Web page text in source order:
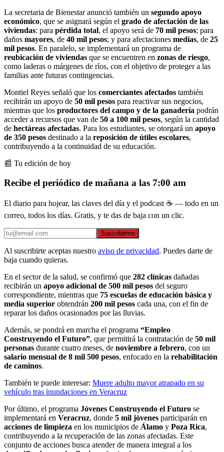
La secretaria de Bienestar anunció también un segundo apoyo
económico, que se asignará según el grado de afectación de las
viviendas: para pérdida total, el apoyo será de 70 mil pesos; para
daños mayores, de 40 mil pesos; y para afectaciones medias, de 25
mil pesos. En paralelo, se implementará un programa de
reubicación de viviendas que se encuentren en zonas de riesgo,
como laderas o márgenes de ríos, con el objetivo de proteger a las
familias ante futuras contingencias.
Montiel Reyes señaló que los comerciantes afectados también
recibirán un apoyo de 50 mil pesos para reactivar sus negocios,
mientras que los productores del campo y de la ganadería podrán
acceder a recursos que van de 50 a 100 mil pesos, según la cantidad
de hectáreas afectadas. Para los estudiantes, se otorgará un apoyo
de 350 pesos destinado a la reposición de útiles escolares,
contribuyendo a la continuidad de su educación.
📰 Tu edición de hoy
Recibe el periódico de mañana a las 7:00 am
El diario para hojear, las claves del día y el podcast ☕ — todo en un
correo, todos los días. Gratis, y te das de baja con un clic.
Suscribirme
Al suscribirte aceptas nuestro aviso de privacidad. Puedes darte de
baja cuando quieras.
En el sector de la salud, se confirmó que 282 clínicas dañadas
recibirán un apoyo adicional de 500 mil pesos del seguro
correspondiente, mientras que 75 escuelas de educación básica y
media superior obtendrán 200 mil pesos cada una, con el fin de
reparar los daños ocasionados por las lluvias.
Además, se pondrá en marcha el programa “Empleo
Construyendo el Futuro”, que permitirá la contratación de 50 mil
personas durante cuatro meses, de noviembre a febrero, con un
salario mensual de 8 mil 500 pesos, enfocado en la rehabilitación
de caminos.
También te puede interesar: Muere adulto mayor atrapado en su
vehículo tras inundaciones en Veracruz
Por último, el programa Jóvenes Construyendo el Futuro se
implementará en Veracruz, donde 5 mil jóvenes participarán en
acciones de limpieza en los municipios de Álamo y Poza Rica,
contribuyendo a la recuperación de las zonas afectadas. Este
conjunto de acciones busca atender de manera integral a los